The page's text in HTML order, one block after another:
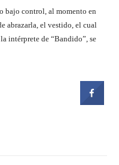
bajo control, al momento en
abrazarla, el vestido, el cual
intérprete de “Bandido”, se